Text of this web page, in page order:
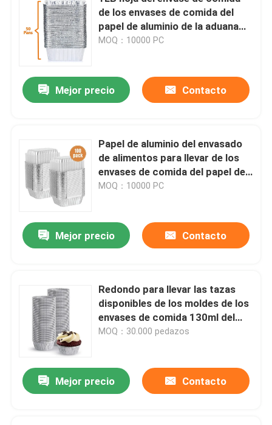
de los envases de comida del
papel de aluminio de la aduana
8342 450ml con la tapa
MOQ：10000 PC
Mejor precio Contacto
Papel de aluminio del envasado
de alimentos para llevar de los
envases de comida del papel de
aluminio de la categoría
MOQ：10000 PC
Mejor precio Contacto
Redondo para llevar las tazas
disponibles de los moldes de los
envases de comida 130ml del
papel de aluminio
MOQ：30.000 pedazos
Mejor precio Contacto